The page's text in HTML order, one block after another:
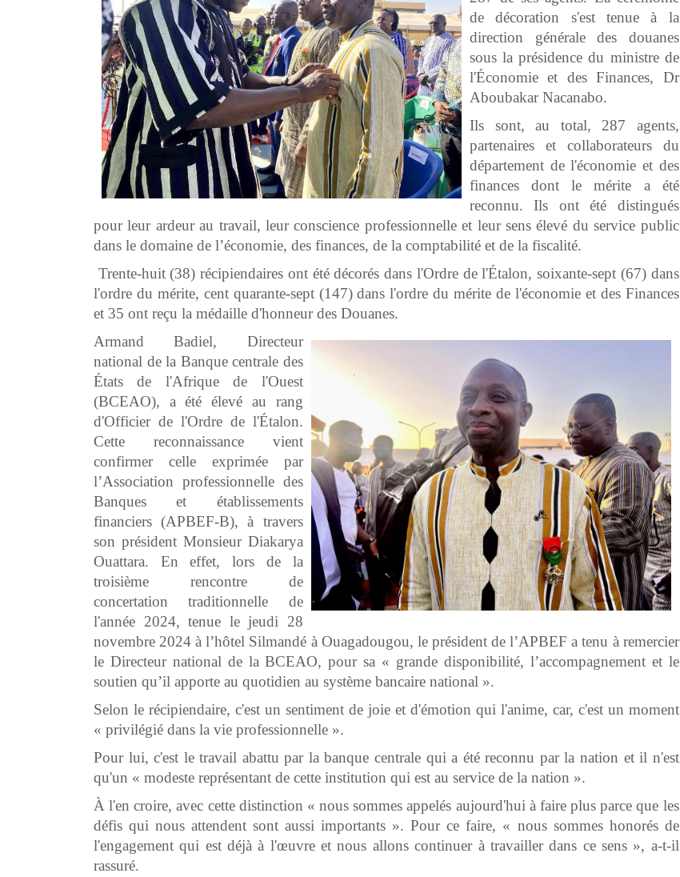
de décoration s'est tenue à la
direction générale des douanes
sous la présidence du ministre de
l'Économie et des Finances, Dr
Aboubakar Nacanabo.
Ils sont, au total, 287 agents,
partenaires et collaborateurs du
département de l'économie et des
finances dont le mérite a été
reconnu. Ils ont été distingués
pour leur ardeur au travail, leur conscience professionnelle et leur sens élevé du service public
dans le domaine de l’économie, des finances, de la comptabilité et de la fiscalité.
Trente-huit (38) récipiendaires ont été décorés dans l'Ordre de l'Étalon, soixante-sept (67) dans
l'ordre du mérite, cent quarante-sept (147) dans l'ordre du mérite de l'économie et des Finances
et 35 ont reçu la médaille d'honneur des Douanes.
Armand Badiel, Directeur
national de la Banque centrale des
États de l'Afrique de l'Ouest
(BCEAO), a été élevé au rang
d'Officier de l'Ordre de l'Étalon.
Cette reconnaissance vient
confirmer celle exprimée par
l’Association professionnelle des
Banques et établissements
financiers (APBEF-B), à travers
son président Monsieur Diakarya
Ouattara. En effet, lors de la
troisième rencontre de
concertation traditionnelle de
l'année 2024, tenue le jeudi 28
novembre 2024 à l’hôtel Silmandé à Ouagadougou, le président de l’APBEF a tenu à remercier
le Directeur national de la BCEAO, pour sa « grande disponibilité, l’accompagnement et le
soutien qu’il apporte au quotidien au système bancaire national ».
Selon le récipiendaire, c'est un sentiment de joie et d'émotion qui l'anime, car, c'est un moment
« privilégié dans la vie professionnelle ».
Pour lui, c'est le travail abattu par la banque centrale qui a été reconnu par la nation et il n'est
qu'un « modeste représentant de cette institution qui est au service de la nation ».
À l'en croire, avec cette distinction « nous sommes appelés aujourd'hui à faire plus parce que les
défis qui nous attendent sont aussi importants ». Pour ce faire, « nous sommes honorés de
l'engagement qui est déjà à l'œuvre et nous allons continuer à travailler dans ce sens », a-t-il
rassuré.